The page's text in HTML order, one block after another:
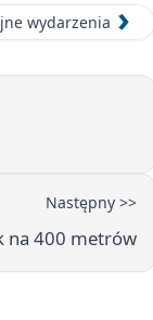
wydarzenia
Następny >>
na 400 metrów